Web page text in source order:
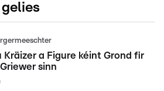
a Figure kéint Grond fir
sinn